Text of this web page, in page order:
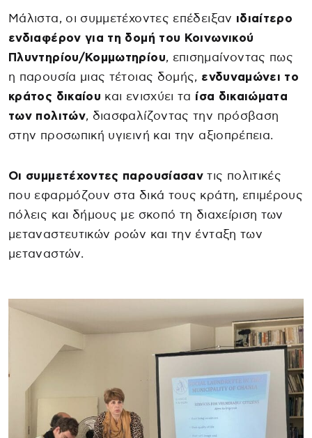
Μάλιστα, οι συμμετέχοντες επέδειξαν ιδιαίτερο
ενδιαφέρον για τη δομή του Κοινωνικού
Πλυντηρίου/Κομμωτηρίου, επισημαίνοντας πως
η παρουσία μιας τέτοιας δομής, ενδυναμώνει το
κράτος δικαίου και ενισχύει τα ίσα δικαιώματα
των πολιτών, διασφαλίζοντας την πρόσβαση
στην προσωπική υγιεινή και την αξιοπρέπεια.
Οι συμμετέχοντες παρουσίασαντις πολιτικές
που εφαρμόζουν στα δικά τους κράτη, επιμέρους
πόλεις και δήμους με σκοπό τη διαχείριση των
μεταναστευτικών ροών και την ένταξη των
μεταναστών.